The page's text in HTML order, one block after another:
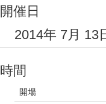
開催日
2014年 7月 13
時間
開場